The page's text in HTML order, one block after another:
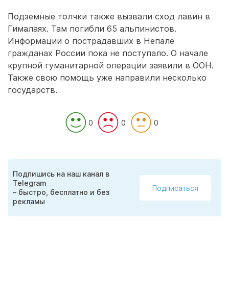
Подземные толчки также вызвали сход лавин в
Гималаях. Там погибли 65 альпинистов.
Информации о пострадавших в Непале
гражданах России пока не поступало. О начале
крупной гуманитарной операции заявили в ООН.
Также свою помощь уже направили несколько
государств.
0 0 0
Подпишись на наш канал в
Telegram
– быстро, бесплатно и без
рекламы
Подписаться